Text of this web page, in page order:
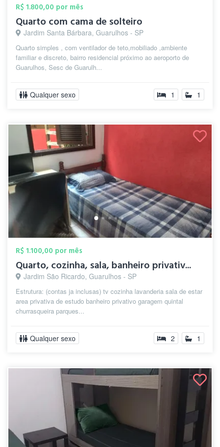
R$ 1.800,00 por mês
Quarto com cama de solteiro
Jardim Santa Bárbara, Guarulhos - SP
Quarto simples , com ventilador de teto,mobiliado ,ambiente
familiar e discreto, bairro residencial próximo ao aeroporto de
Guarulhos, Sesc de Guarulh...
Qualquer sexo 1 1
R$ 1.100,00 por mês
Quarto, cozinha, sala, banheiro privativ...
Jardim São Ricardo, Guarulhos - SP
Estrutura: (contas ja inclusas) tv cozinha lavanderia sala de estar
area privativa de estudo banheiro privativo garagem quintal
churrasqueira parques...
Qualquer sexo 2 1